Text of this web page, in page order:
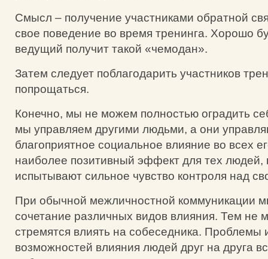
Смысл – получение участниками обратной
свое поведение во время тренинга. Хорошо
ведущий получит такой «чемодан».
Затем следует поблагодарить участников
попрощаться.
Конечно, мы не можем полностью оградить
мы управляем другими людьми, а они
благоприятное социальное влияние во всех
наиболее позитивный эффект для тех людей,
испытывают сильное чувство контроля над
При обычной межличностной коммуникации
сочетание различных видов влияния. Тем не
стремятся влиять на собеседника. Проблемы
возможностей влияния людей друг на друга